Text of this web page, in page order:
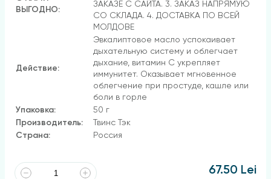
ВЫГОДНО:
ЗАКАЗЕ С САЙТА. 3. ЗАКАЗ НАПРЯМУЮ
СО СКЛАДА. 4. ДОСТАВКА ПО ВСЕЙ
МОЛДОВЕ
Действие:
Эвкалиптовое масло успокаивает
дыхательную систему и облегчает
дыхание, витамин С укрепляет
иммунитет. Оказывает мгновенное
облегчение при простуде, кашле или
боли в горле
Упаковка:
50 г
Производитель:
Твинс Тэк
Страна:
Россия
67.50 Lei